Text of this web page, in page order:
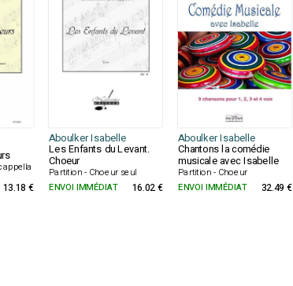
Aboulker Isabelle Aboulker Isabelle
Les Enfants du Levant.
Choeur
Partition - Choeur seul
Chantons la comédie
musicale avec Isabelle
Partition - Choeur
13.18 € ENVOI IMMÉDIAT 16.02 € ENVOI IMMÉDIAT 32.49 €